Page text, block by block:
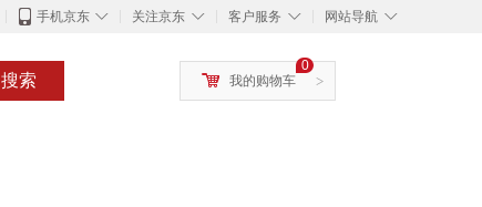
◇
手机京东 ◇
关注京东 ◇
客户服务 ◇
网站导航
搜索 >
0
我的购物车